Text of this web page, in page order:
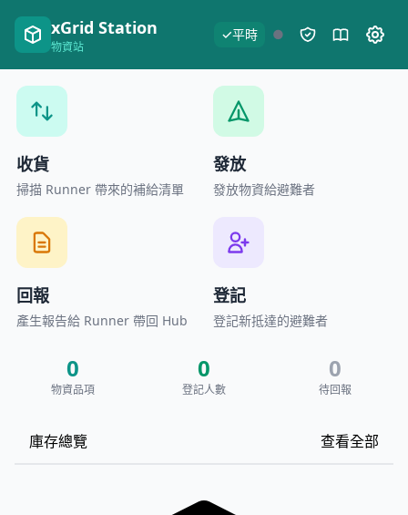
xGrid Station
物資站
✓平時 ●
收貨
掃描 Runner 帶來的補給清單
發放
發放物資給避難者
回報
產生報告給 Runner 帶回 Hub
登記
登記新抵達的避難者
0
物資品項
0
登記人數
0
待回報
庫存總覽 查看全部